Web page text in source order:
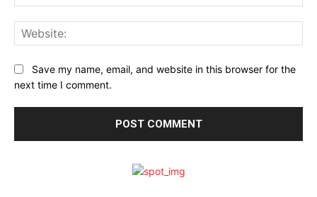
Save my name, email, and website in this browser for the
next time I comment.